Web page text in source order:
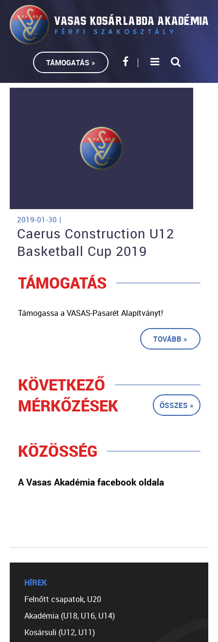
TÁMOGATÁS »
2019-01-30 |
Caerus Construction U12
Basketball Cup 2019
TÁMOGATÁS
Támogassa a VASAS-Pasarét Alapítványt!
TOVÁBB »
KÖVETKEZŐ
MÉRKŐZÉSEK
ÖSSZES »
KÖZÖSSÉG
A Vasas Akadémia facebook oldala
HÍREK
Felnőtt csapatok, U20
Akadémia (U18, U16, U14)
Kosársuli (U12, U11)